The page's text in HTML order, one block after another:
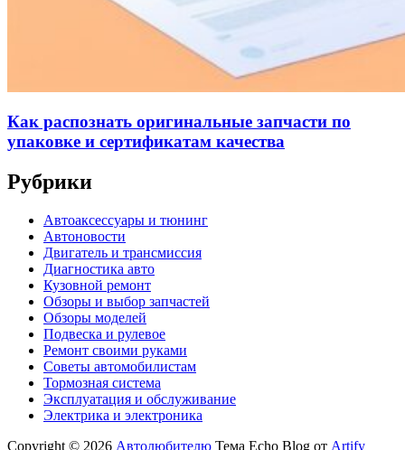
Как распознать оригинальные запчасти по
упаковке и сертификатам качества
Рубрики
Автоаксессуары и тюнинг
Автоновости
Двигатель и трансмиссия
Диагностика авто
Кузовной ремонт
Обзоры и выбор запчастей
Обзоры моделей
Подвеска и рулевое
Ремонт своими руками
Советы автомобилистам
Тормозная система
Эксплуатация и обслуживание
Электрика и электроника
Copyright © 2026 Автолюбителю Тема Echo Blog от Artify